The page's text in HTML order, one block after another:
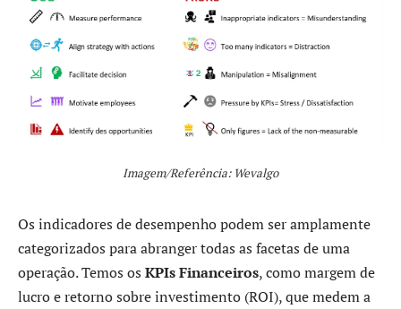
Imagem/Referência: Wevalgo
Os indicadores de desempenho podem ser amplamente
categorizados para abranger todas as facetas de uma
operação. Temos os KPIs Financeiros, como margem de
lucro e retorno sobre investimento (ROI), que medem a